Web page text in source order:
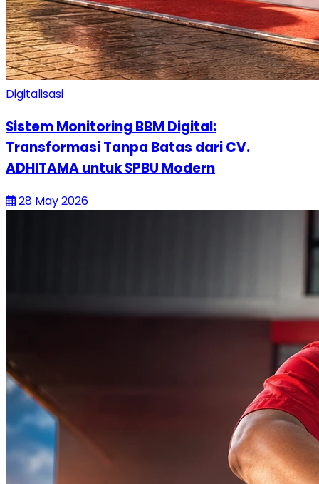
Digitalisasi
Sistem Monitoring BBM Digital:
Transformasi Tanpa Batas dari CV.
ADHITAMA untuk SPBU Modern
28 May 2026